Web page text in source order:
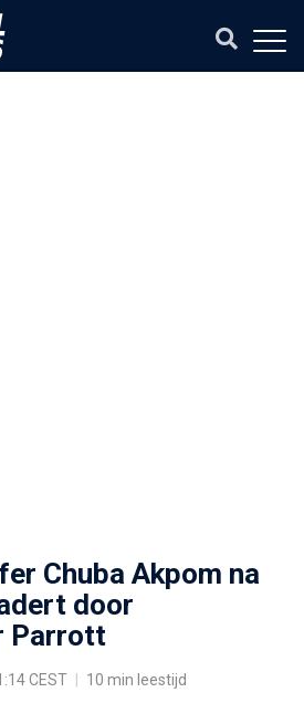
Chuba Akpom na
door
Parrott
CEST 10 min leestijd